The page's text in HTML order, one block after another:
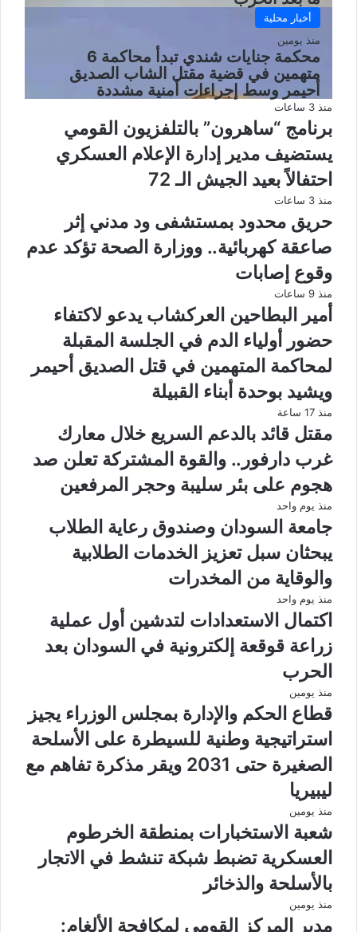
أخبار محلية
منذ يومين
محكمة جنايات شندي تبدأ محاكمة 6
متهمين في قضية مقتل الشاب الصديق
أحيمر وسط إجراءات أمنية مشددة
منذ 3 ساعات
برنامج “ساهرون” بالتلفزيون القومي
يستضيف مدير إدارة الإعلام العسكري
احتفالاً بعيد الجيش الـ 72
منذ 3 ساعات
حريق محدود بمستشفى ود مدني إثر
صاعقة كهربائية.. ووزارة الصحة تؤكد عدم
وقوع إصابات
منذ 9 ساعات
أمير البطاحين العركشاب يدعو لاكتفاء
حضور أولياء الدم في الجلسة المقبلة
لمحاكمة المتهمين في قتل الصديق أحيمر
ويشيد بوحدة أبناء القبيلة
منذ 17 ساعة
مقتل قائد بالدعم السريع خلال معارك
غرب دارفور.. والقوة المشتركة تعلن صد
هجوم على بئر سليبة وحجر المرفعين
منذ يوم واحد
جامعة السودان وصندوق رعاية الطلاب
يبحثان سبل تعزيز الخدمات الطلابية
والوقاية من المخدرات
منذ يوم واحد
اكتمال الاستعدادات لتدشين أول عملية
زراعة قوقعة إلكترونية في السودان بعد
الحرب
منذ يومين
قطاع الحكم والإدارة بمجلس الوزراء يجيز
استراتيجية وطنية للسيطرة على الأسلحة
الصغيرة حتى 2031 ويقر مذكرة تفاهم مع
ليبيريا
منذ يومين
شعبة الاستخبارات بمنطقة الخرطوم
العسكرية تضبط شبكة تنشط في الاتجار
بالأسلحة والذخائر
منذ يومين
مدير المركز القومي لمكافحة الألغام: